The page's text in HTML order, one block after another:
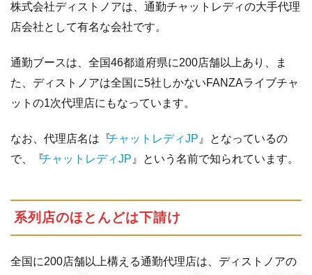
株式会社ディストノアは、通勤チャットレディの大手代理
店会社として有名な会社です。
通勤ブースは、全国46都道府県に200店舗以上あり、ま
た、ディストノアは全国に5社しかないFANZAライブチャ
ットの1次代理店にもなっています。
なお、代理店名は『チャットレディJP 』となっているの
で、『チャットレディJP 』という名前で知られています。
系列店のほとんどは下請け
全国に200店舗以上構える通勤代理店は、ディストノアの